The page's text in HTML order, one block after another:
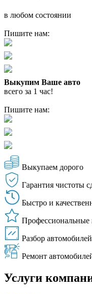
в любом состоянии
Пишите нам:
Выкупим Ваше авто
всего за 1 час!
Пишите нам:
Выкупаем дорого
Гарантия чистоты
Быстро и
Профессиональные
Разбор автомобилей
Ремонт
Услуги